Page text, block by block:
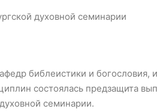
духовной семинарии
библеистики и богословия,
состоялась предзащита
семинарии.